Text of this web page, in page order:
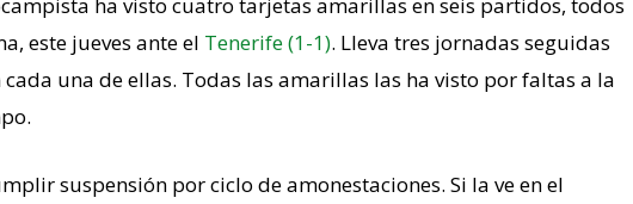
ha visto cuatro tarjetas amarillas en seis partidos, todos
este jueves ante el Tenerife (1-1). Lleva tres jornadas seguidas
una de ellas. Todas las amarillas las ha visto por faltas a la
suspensión por ciclo de amonestaciones. Si la ve en el